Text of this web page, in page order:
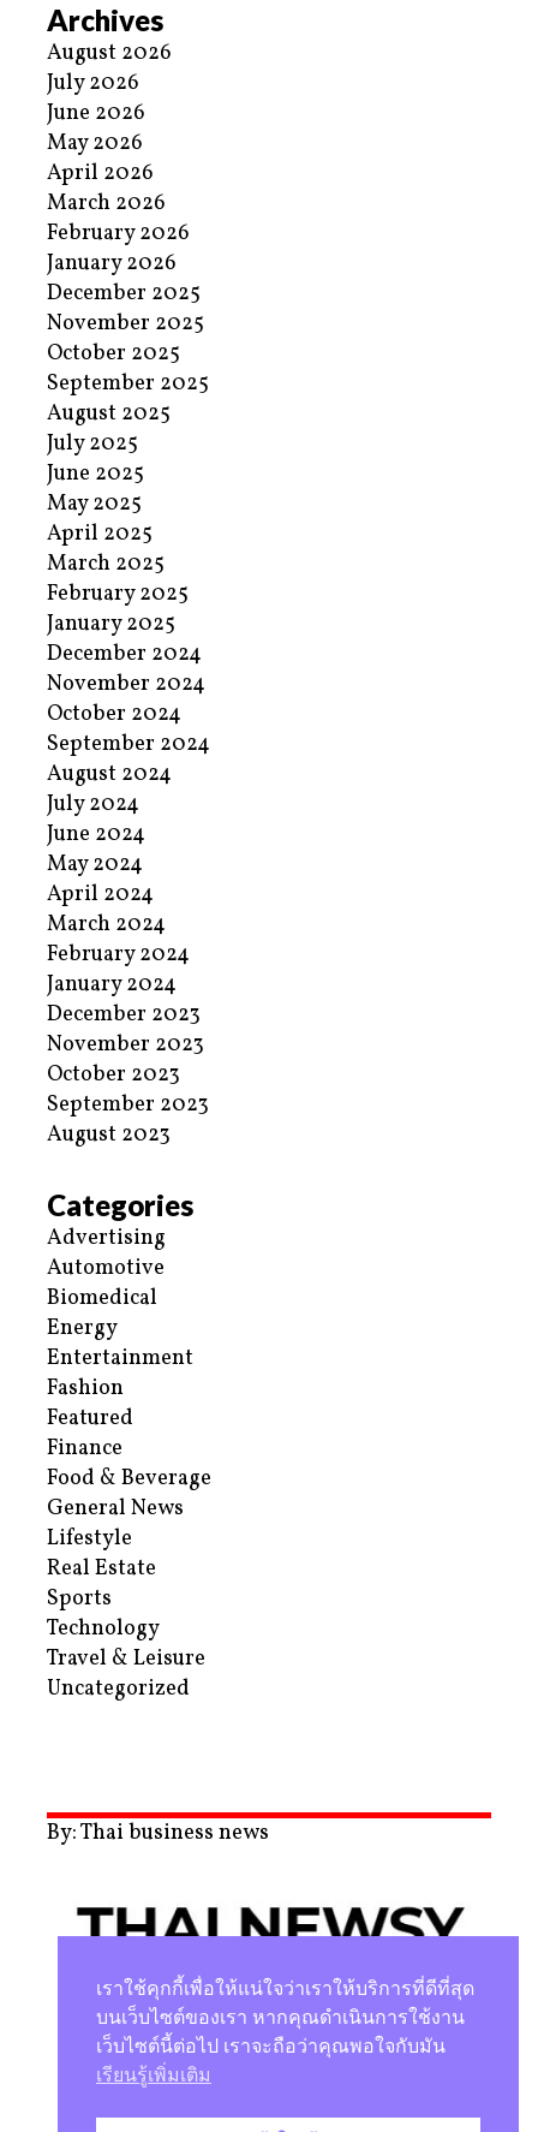
Archives
August 2026
July 2026
June 2026
May 2026
April 2026
March 2026
February 2026
January 2026
December 2025
November 2025
October 2025
September 2025
August 2025
July 2025
June 2025
May 2025
April 2025
March 2025
February 2025
January 2025
December 2024
November 2024
October 2024
September 2024
August 2024
July 2024
June 2024
May 2024
April 2024
March 2024
February 2024
January 2024
December 2023
November 2023
October 2023
September 2023
August 2023
Categories
Advertising
Automotive
Biomedical
Energy
Entertainment
Fashion
Featured
Finance
Food & Beverage
General News
Lifestyle
Real Estate
Sports
Technology
Travel & Leisure
Uncategorized
By: Thai business news
นโยบายความเป็นส่วนตัว
เราใช้คุกกี้เพื่อให้แน่ใจว่าเราให้บริการที่ดีที่สุด
บนเว็บไซต์ของเรา หากคุณดำเนินการใช้งาน
เว็บไซต์นี้ต่อไป เราจะถือว่าคุณพอใจกับมัน
เรียนรู้เพิ่มเติม